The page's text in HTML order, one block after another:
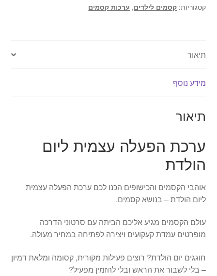
עצמית
עולם
מגיע
קטגוריות: קסמים לילדים, ערכות קסמים
תיאור
מידע נוסף
תיאור
ערכת הפעלה עצמית ליום
הולדת
אוהבי הקסמים והכישופים הכנו לכם ערכת הפעלה עצמית
ליום הולדת – בנושא קסמים.
עולם הקסמים מגיע אליכם הביתה עם סרטוני הדרכה
מופרטים עמדת קעקועים ויצירה לפתיחה במחיר מעולה.
חוגגים יום הולדת? רוצים פעילות מקורית, קסומה ומלאת דמיון
– בלי לשבור את הראש ובלי להזמין מפעיל?